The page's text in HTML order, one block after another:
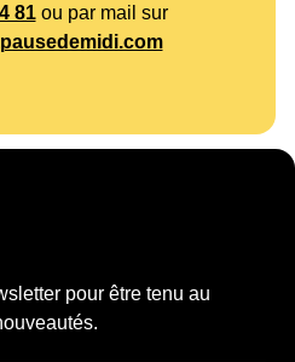
81ou par mail sur
pour être tenu au